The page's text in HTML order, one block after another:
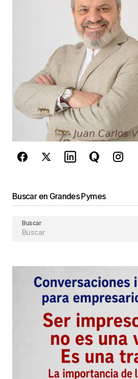
*
Guarda mi nombre, correo
este navegador para la
comente.
Este sitio esta
reCAPTCHA y laPolítica
privacidady los
de Google se aplican.
Buscar en Grandes Pymes
Buscar